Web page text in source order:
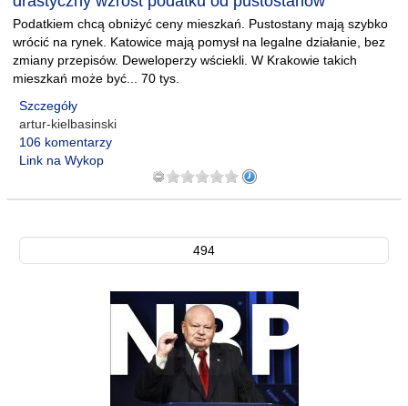
Podatkiem chcą obniżyć ceny mieszkań. Pustostany mają szybko
wrócić na rynek. Katowice mają pomysł na legalne działanie, bez
zmiany przepisów. Deweloperzy wściekli. W Krakowie takich
mieszkań może być... 70 tys.
Szczegóły
artur-kielbasinski
106 komentarzy
Link na Wykop
494